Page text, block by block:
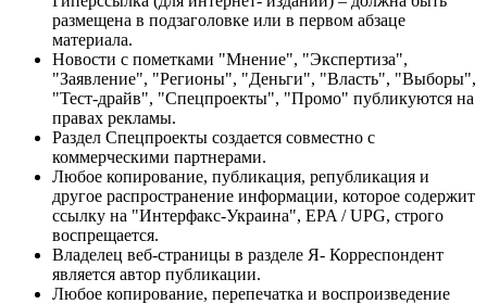
размещена в подзаголовке или в первом абзаце
материала.
Новости с пометками "Мнение", "Экспертиза",
"Заявление", "Регионы", "Деньги", "Власть", "Выборы",
"Тест-драйв", "Спецпроекты", "Промо" публикуются на
правах рекламы.
Раздел Спецпроекты создается совместно с
коммерческими партнерами.
Любое копирование, публикация, републикация и
другое распространение информации, которое содержит
ссылку на "Интерфакс-Украина", EPA / UPG, строго
воспрещается.
Владелец веб-страницы в разделе Я- Корреспондент
является автор публикации.
Любое копирование, перепечатка и воспроизведение